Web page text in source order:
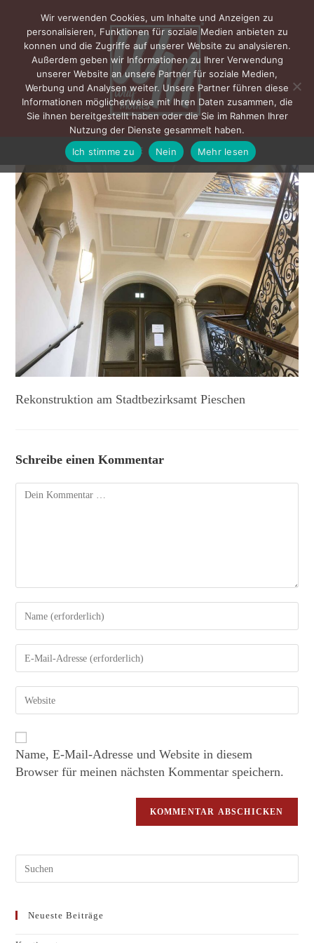
MENÜ
Rekonstruktion am Stadtbezirksamt Pieschen
Schreibe einen Kommentar
Name, E-Mail-Adresse und Website in diesem
Browser für meinen nächsten Kommentar speichern.
Neueste Beiträge
Wir verwenden Cookies, um Inhalte und Anzeigen zu
personalisieren, Funktionen für soziale Medien anbieten zu
konnen und die Zugriffe auf unserer Website zu analysieren.
Außerdem geben wir Informationen zu Ihrer Verwendung
unserer Website an unsere Partner für soziale Medien,
Werbung und Analysen weiter. Unsere Partner führen diese
Informationen möglicherweise mit Ihren Daten zusammen, die
Sie ihnen bereitgestellt haben oder die Sie im Rahmen Ihrer
Nutzung der Dienste gesammelt haben.
Ich stimme zu
Nein Mehr lesen